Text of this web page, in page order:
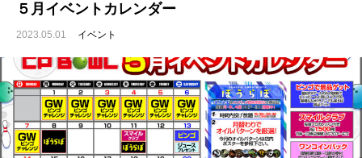
５月イベントカレンダー
2023.05.01 イベント